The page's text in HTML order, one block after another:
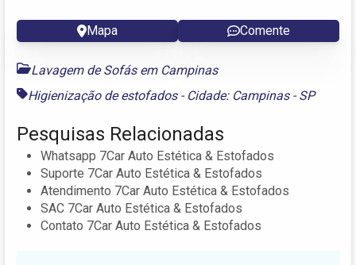
Mapa Comente
Lavagem de Sofás em Campinas
Higienização de estofados - Cidade: Campinas - SP
Pesquisas Relacionadas
Whatsapp 7Car Auto Estética & Estofados
Suporte 7Car Auto Estética & Estofados
Atendimento 7Car Auto Estética & Estofados
SAC 7Car Auto Estética & Estofados
Contato 7Car Auto Estética & Estofados